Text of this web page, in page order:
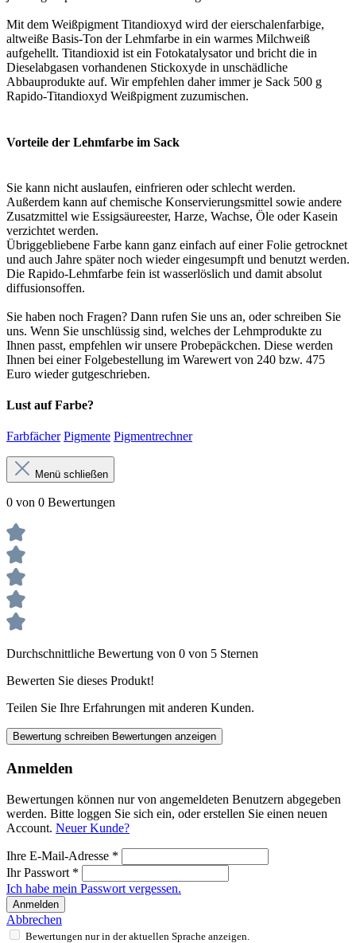
Mit dem Weißpigment Titandioxyd wird der eierschalenfarbige,
altweiße Basis-Ton der Lehmfarbe in ein warmes Milchweiß
aufgehellt. Titandioxid ist ein Fotokatalysator und bricht die in
Dieselabgasen vorhandenen Stickoxyde in unschädliche
Abbauprodukte auf. Wir empfehlen daher immer je Sack 500 g
Rapido-Titandioxyd Weißpigment zuzumischen.
Vorteile der Lehmfarbe im Sack
Sie kann nicht auslaufen, einfrieren oder schlecht werden.
Außerdem kann auf chemische Konservierungsmittel sowie andere
Zusatzmittel wie Essigsäureester, Harze, Wachse, Öle oder Kasein
verzichtet werden.
Übriggebliebene Farbe kann ganz einfach auf einer Folie getrocknet
und auch Jahre später noch wieder eingesumpft und benutzt werden.
Die Rapido-Lehmfarbe fein ist wasserlöslich und damit absolut
diffusionsoffen.
Sie haben noch Fragen? Dann rufen Sie uns an, oder schreiben Sie
uns. Wenn Sie unschlüssig sind, welches der Lehmprodukte zu
Ihnen passt, empfehlen wir unsere Probepäckchen. Diese werden
Ihnen bei einer Folgebestellung im Warewert von 240 bzw. 475
Euro wieder gutgeschrieben.
Lust auf Farbe?
Farbfächer Pigmente Pigmentrechner
Menü schließen
0 von 0 Bewertungen
Durchschnittliche Bewertung von 0 von 5 Sternen
Bewerten Sie dieses Produkt!
Teilen Sie Ihre Erfahrungen mit anderen Kunden.
Bewertung schreiben Bewertungen anzeigen
Anmelden
Bewertungen können nur von angemeldeten Benutzern abgegeben
werden. Bitte loggen Sie sich ein, oder erstellen Sie einen neuen
Account. Neuer Kunde?
Ihre E-Mail-Adresse *
Ihr Passwort *
Ich habe mein Passwort vergessen.
Anmelden
Abbrechen
Bewertungen nur in der aktuellen Sprache anzeigen.